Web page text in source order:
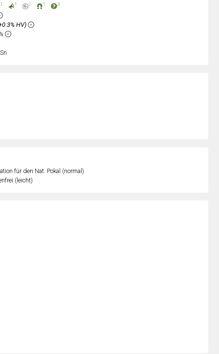
für den Nat. Pokal (normal)
(leicht)
1 1 0 1 3
HV)